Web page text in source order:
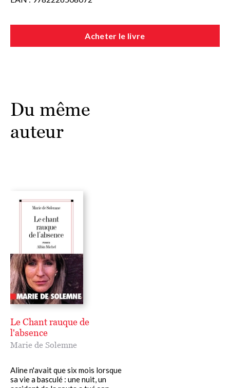
Acheter le livre
Du même
auteur
Le Chant rauque de
l'absence
Marie de Solemne
Aline n'avait que six mois lorsque
sa vie a basculé : une nuit, un